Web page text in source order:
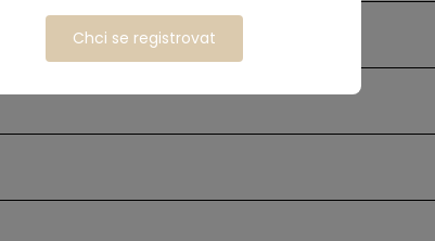
Chci se registrovat